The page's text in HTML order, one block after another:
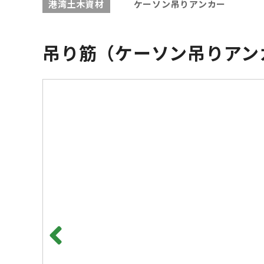
港湾土木資材 ケーソン吊りアンカー
吊り筋（ケーソン吊りア